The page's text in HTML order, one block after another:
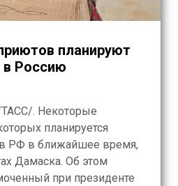
планируют
в Россию
. Некоторые
планируется
в РФ в ближайшее время,
Дамаска. Об этом
при президенте